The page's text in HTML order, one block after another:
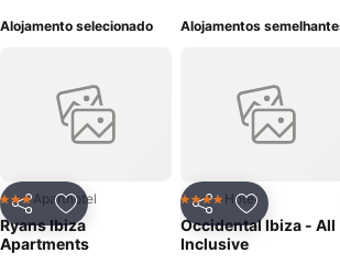
Alojamento selecionado
PartilharAdicionar aos favoritos
3 EstrelasAparthotel
Ryans Ibiza
Apartments
Alojamentos
PartilharAdicionar
4 EstrelasHotel
Occidental Ibiza - All
Inclusive